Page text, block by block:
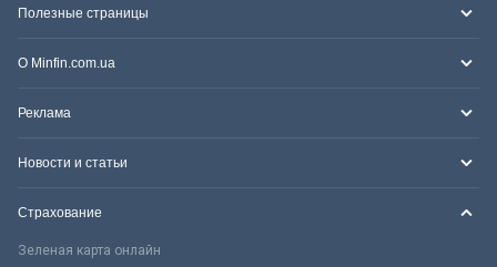
Полезные страницы
О Minfin.com.ua
Реклама
Новости и статьи
Страхование
Зеленая карта онлайн